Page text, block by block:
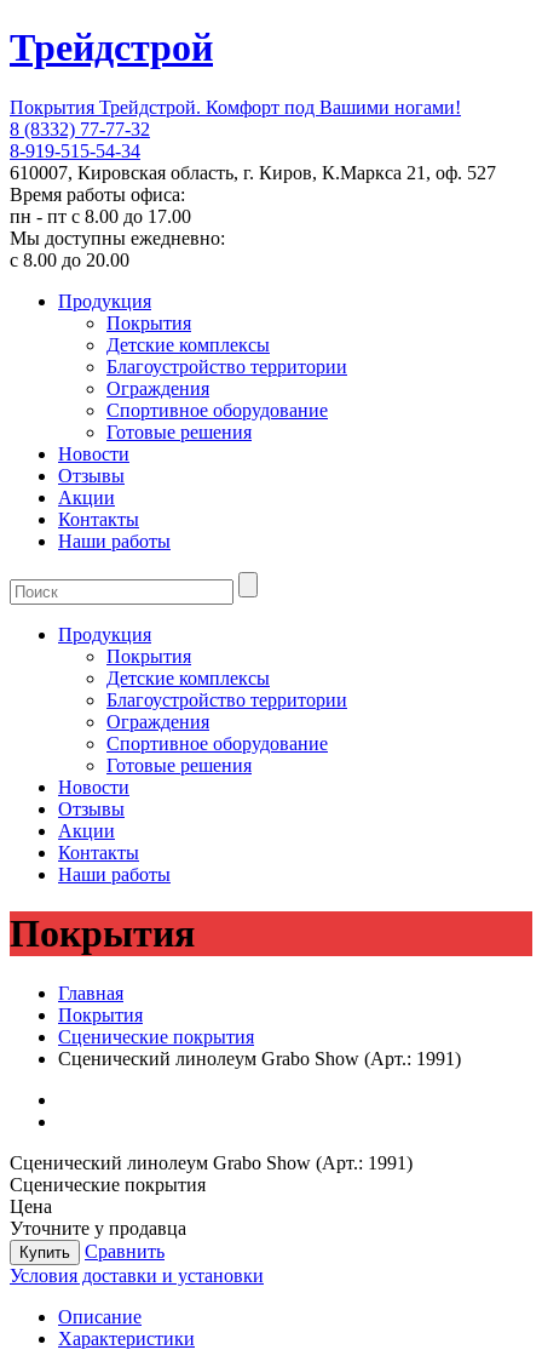
Трейдстрой
Покрытия Трейдстрой. Комфорт под Вашими ногами!
8 (8332) 77-77-32
8-919-515-54-34
610007, Кировская область, г. Киров, К.Маркса 21, оф. 527
Время работы офиса:
пн - пт с 8.00 до 17.00
Мы доступны ежедневно:
с 8.00 до 20.00
Продукция
Покрытия
Детские комплексы
Благоустройство территории
Ограждения
Спортивное оборудование
Готовые решения
Новости
Отзывы
Акции
Контакты
Наши работы
Продукция
Покрытия
Детские комплексы
Благоустройство территории
Ограждения
Спортивное оборудование
Готовые решения
Новости
Отзывы
Акции
Контакты
Наши работы
Покрытия
Главная
Покрытия
Сценические покрытия
Сценический линолеум Grabo Show (Арт.: 1991)
Сценический линолеум Grabo Show (Арт.: 1991)
Сценические покрытия
Цена
Уточните у продавца
Купить
Сравнить
Условия доставки и установки
Описание
Характеристики